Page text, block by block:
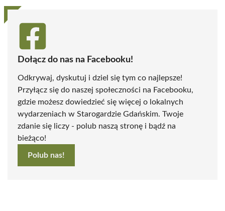
Dołącz do nas na Facebooku!
Odkrywaj, dyskutuj i dziel się tym co najlepsze!
Przyłącz się do naszej społeczności na Facebooku,
gdzie możesz dowiedzieć się więcej o lokalnych
wydarzeniach w Starogardzie Gdańskim. Twoje
zdanie się liczy - polub naszą stronę i bądź na
bieżąco!
Polub nas!